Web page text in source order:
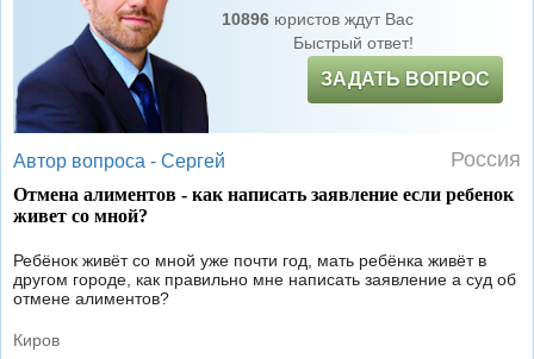
10896юристов ждут Вас
Быстрый ответ!
ЗАДАТЬ ВОПРОС
Автор вопроса - Сергей Россия
Отмена алиментов - как написать заявление если ребенок
живет со мной?
Ребёнок живёт со мной уже почти год, мать ребёнка живёт в
другом городе, как правильно мне написать заявление а суд об
отмене алиментов?
Киров